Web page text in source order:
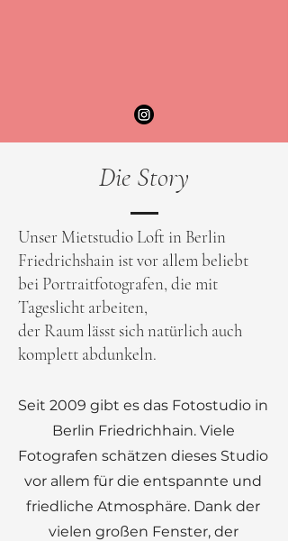
Die Story
Unser Mietstudio Loft in Berlin
Friedrichshain ist vor allem beliebt
bei Portraitfotografen, die mit
Tageslicht arbeiten,
der Raum lässt sich natürlich auch
komplett abdunkeln.
Seit 2009 gibt es das Fotostudio in
Berlin Friedrichhain. Viele
Fotografen schätzen dieses Studio
vor allem für die entspannte und
friedliche Atmosphäre. Dank der
vielen großen Fenster, der